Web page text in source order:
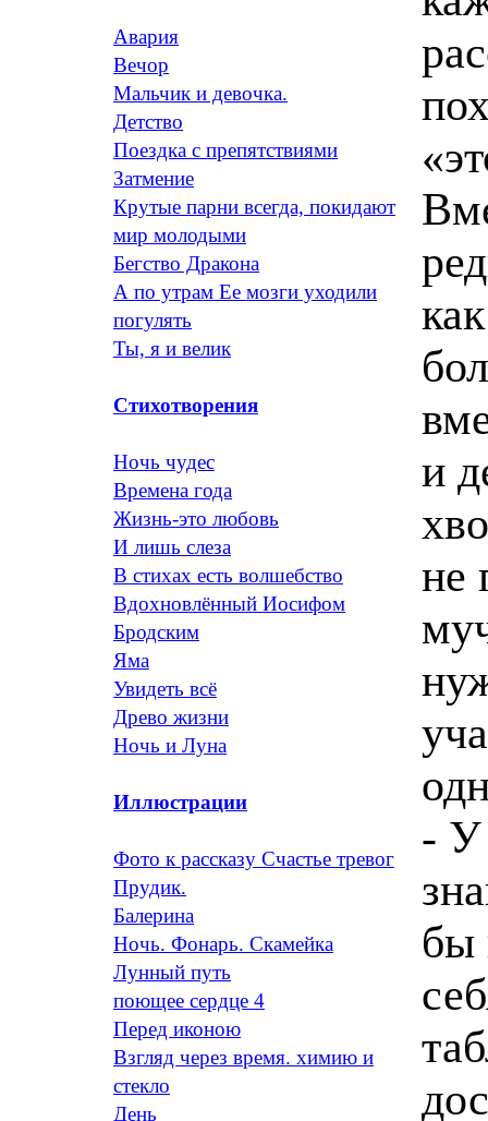
Авария
Вечор
Мальчик и девочка.
Детство
Поездка с препятствиями
Затмение
Крутые парни всегда, покидают
мир молодыми
Бегство Дракона
А по утрам Ее мозги уходили
погулять
Ты, я и велик
Стихотворения
Ночь чудес
Времена года
Жизнь-это любовь
И лишь слеза
В стихах есть волшебство
Вдохновлённый Иосифом
Бродским
Яма
Увидеть всё
Древо жизни
Ночь и Луна
Иллюстрации
Фото к рассказу Счастье тревог
Прудик.
Балерина
Ночь. Фонарь. Скамейка
Лунный путь
поющее сердце 4
Перед иконою
Взгляд через время. химию и
стекло
День
и
не
- У
бы